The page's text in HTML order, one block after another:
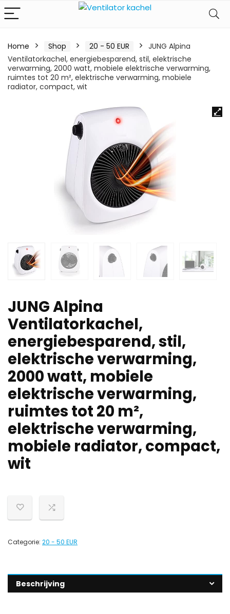
Home Shop 20 - 50 EUR
JUNG Alpina
Ventilatorkachel, energiebesparend, stil, elektrische
verwarming, 2000 watt, mobiele elektrische verwarming,
ruimtes tot 20 m², elektrische verwarming, mobiele
radiator, compact, wit
JUNG Alpina
Ventilatorkachel,
energiebesparend, stil,
elektrische verwarming,
2000 watt, mobiele
elektrische verwarming,
ruimtes tot 20 m²,
elektrische verwarming,
mobiele radiator, compact,
wit
Categorie: 20 - 50 EUR
Beschrijving